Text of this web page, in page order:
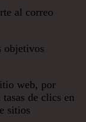
al correo
objetivos
web, por
de clics en
sitios